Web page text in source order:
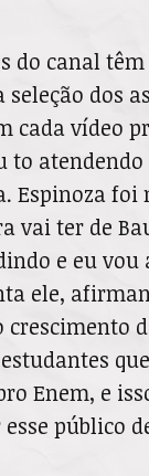
do canal
dos
cada vídeo
to
Espinoza foi
vai ter de
e eu vou
ele,
crescimento
Enem, e
público